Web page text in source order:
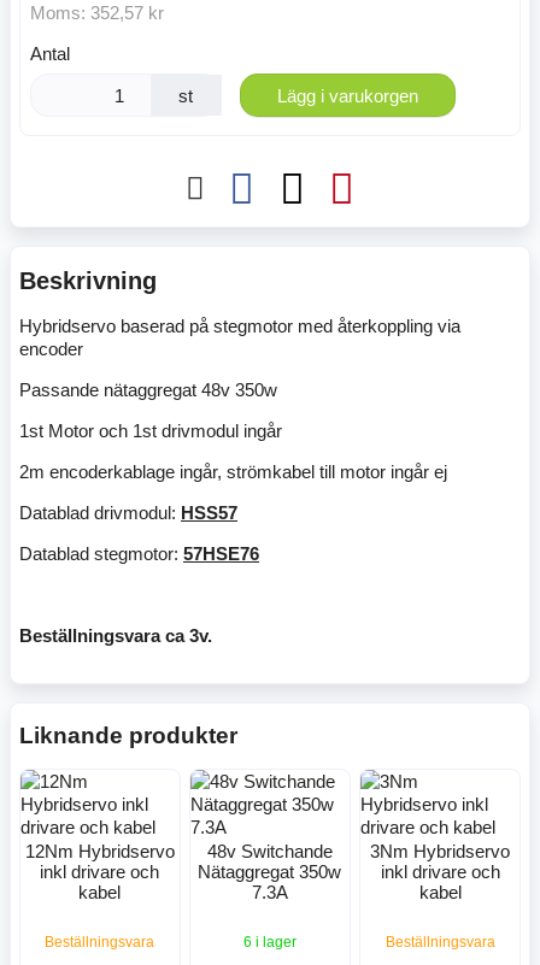
Moms: 352,57 kr
Antal
st Lägg i varukorgen
Beskrivning
Hybridservo baserad på stegmotor med återkoppling via
encoder
Passande nätaggregat 48v 350w
1st Motor och 1st drivmodul ingår
2m encoderkablage ingår, strömkabel till motor ingår ej
Datablad drivmodul: HSS57
Datablad stegmotor: 57HSE76
Beställningsvara ca 3v.
Liknande produkter
12Nm Hybridservo
inkl drivare och
kabel
Beställningsvara
48v Switchande
Nätaggregat 350w
7.3A
6 i lager
3Nm Hybridservo
inkl drivare och
kabel
Beställningsvara